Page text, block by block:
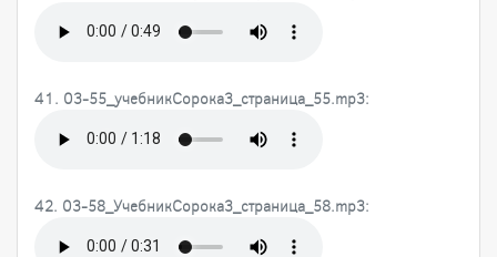
41. 03-55_учебникСорока3_страница_55.mp3:
42. 03-58_УчебникСорока3_страница_58.mp3: